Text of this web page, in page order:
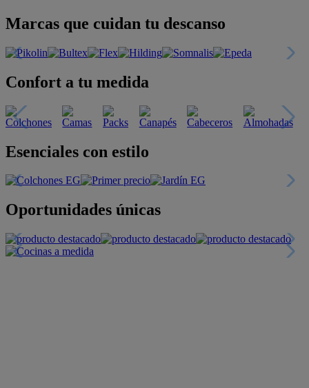
Marcas que cuidan tu descanso
Confort a tu medida
Esenciales con estilo
Oportunidades únicas